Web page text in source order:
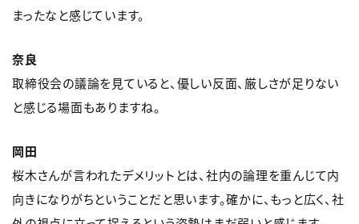
まったなと感じています。
奈良
取締役会の議論を見ていると、優しい反面、厳しさが足りない
と感じる場面もありますね。
岡田
桜木さんが言われたデメリットとは、社内の論理を重んじて内
向きになりがちということだと思います。確かに、もっと広く、社